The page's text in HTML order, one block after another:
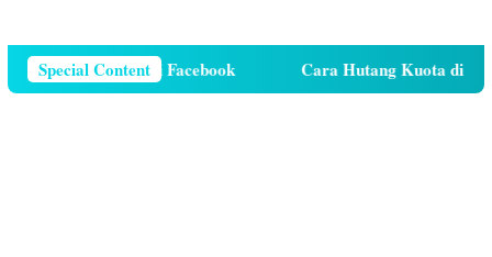
Special Content
Telepon Di Facebook Cara Hutang Kuota di Telkomsel